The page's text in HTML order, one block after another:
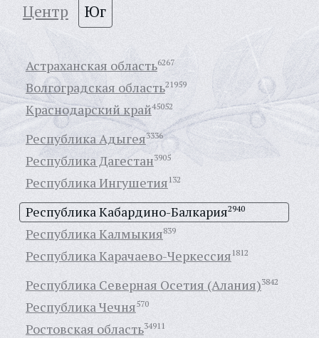
Центр
Юг
Астраханская область6267
Волгоградская область21959
Краснодарский край45052
Республика Адыгея3336
Республика Дагестан3905
Республика Ингушетия132
Республика Кабардино-Балкария2940
Республика Калмыкия839
Республика Карачаево-Черкессия1812
Республика Северная Осетия (Алания)3842
Республика Чечня570
Ростовская область34911